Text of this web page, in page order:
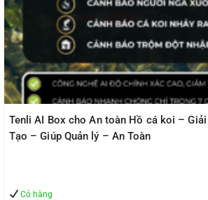
Tenli AI Box cho An toàn Hồ cá koi – Giải
Tạo – Giúp Quản lý – An Toàn
Có hàng